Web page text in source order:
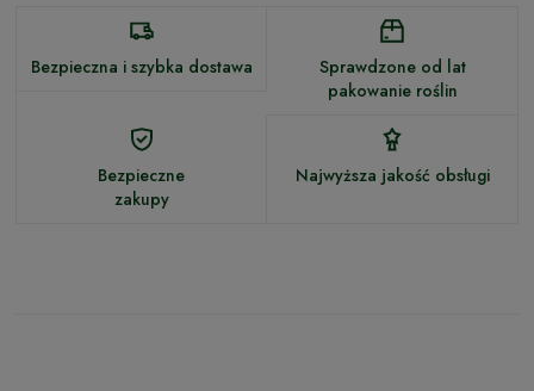
Bezpieczna i szybka dostawa
Sprawdzone od lat
pakowanie roślin
Bezpieczne
zakupy
Najwyższa jakość obsługi